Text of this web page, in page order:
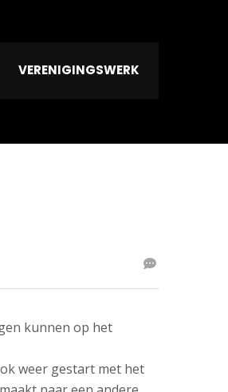
VERENIGINGSWERK
kunnen op het
weer gestart met het